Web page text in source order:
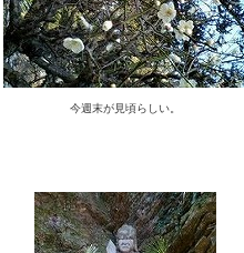
今週末が見頃らしい。